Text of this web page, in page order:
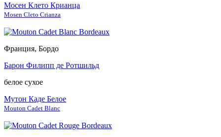
Мосен Клето Крианца
Mosen Cleto Crianza
Франция, Бордо
Барон Филипп де Ротшильд
белое сухое
Мутон Каде Белое
Mouton Cadet Blanc